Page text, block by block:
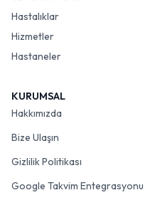
Hastalıklar
Hizmetler
Hastaneler
KURUMSAL
Hakkımızda
Bize Ulaşın
Gizlilik Politikası
Google Takvim Entegrasyonu